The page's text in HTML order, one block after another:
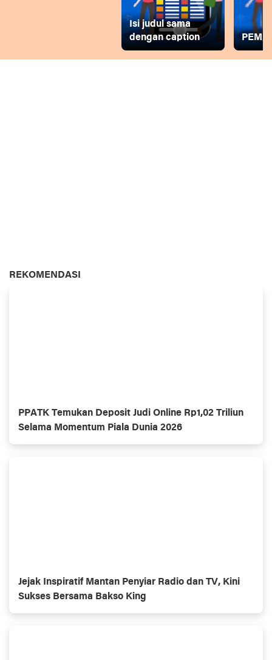
Isi judul sama
dengan caption
REKOMENDASI
PPATK Temukan Deposit Judi Online Rp1,02 Triliun
Selama Momentum Piala Dunia 2026
Jejak Inspiratif Mantan Penyiar Radio dan TV, Kini
Sukses Bersama Bakso King